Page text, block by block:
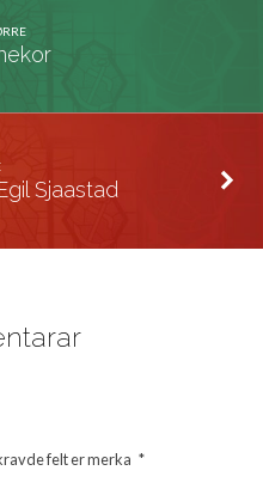
Sjaastad
felt er merka *